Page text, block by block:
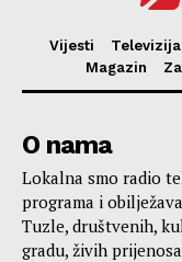
Vijesti Televizija
Magazin
O nama
Lokalna smo radio
programa i
Tuzle, društvenih,
gradu, živih